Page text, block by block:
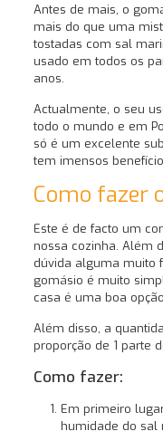
Antes de mais, o
mais do que uma
tostadas com sal
usado em todos os
anos.
Actualmente, o seu
todo o mundo e em
só é um excelente
tem imensos
Como fazer
Este é de facto um
nossa cozinha. Além
dúvida alguma muito
gomásio é muito
casa é uma boa
Além disso, a
proporção de 1 parte
Como fazer:
Em primeiro
humidade do sal